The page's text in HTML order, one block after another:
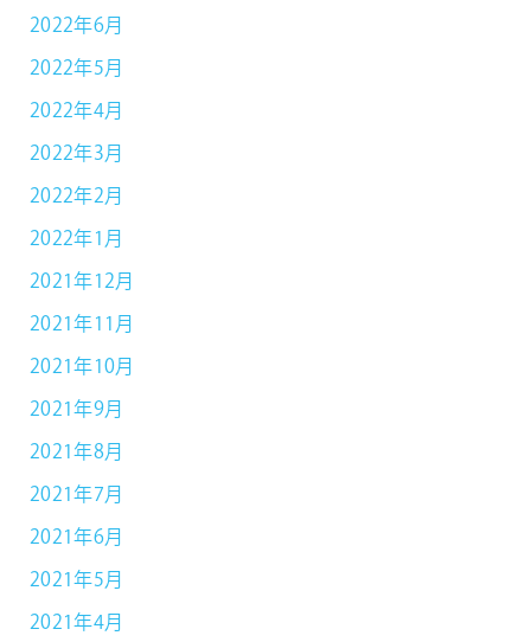
2022年6月
2022年5月
2022年4月
2022年3月
2022年2月
2022年1月
2021年12月
2021年11月
2021年10月
2021年9月
2021年8月
2021年7月
2021年6月
2021年5月
2021年4月